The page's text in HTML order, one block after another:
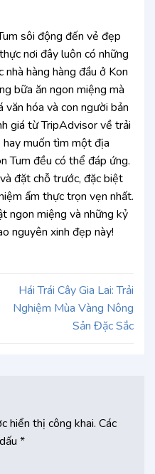
sôi động đến vẻ đẹp
nơi đây luôn có những
hàng hàng đầu ở Kon
bữa ăn ngon miệng mà
văn hóa và con người bản
giá từ TripAdvisor về trải
muốn tìm một địa
Tum đều có thể đáp ứng.
đặt chỗ trước, đặc biệt
ẩm thực trọn vẹn nhất.
ngon miệng và những kỷ
nguyên xinh đẹp này!
Hái Trái Cây Gia Lai: Trải
Nghiệm Mùa Vàng Nông
Sản Đặc Sắc
hiển thị công khai. Các
*